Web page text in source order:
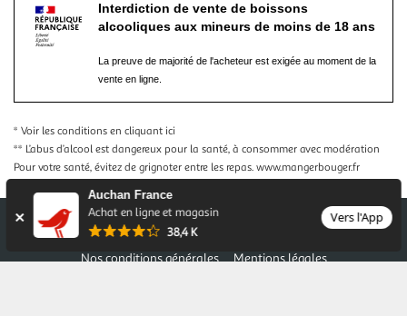
Auchan France
Achat en ligne et magasin
38,4 K
Vers l'App
Interdiction de vente de boissons
alcooliques aux mineurs de moins de 18 ans
La preuve de majorité de l'acheteur est exigée au moment de la
vente en ligne.
* Voir les conditions en cliquant ici
** L’abus d’alcool est dangereux pour la santé, à consommer avec modération
Pour votre santé, évitez de grignoter entre les repas. www.mangerbouger.fr
Nos conditions générales
Mentions légales